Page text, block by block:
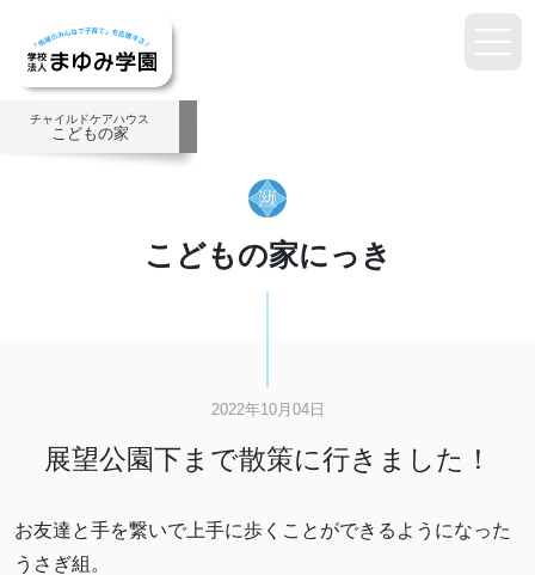
チャイルドケアハウス
こどもの家
こどもの家にっき
2022年10月04日
展望公園下まで散策に行きました！
お友達と手を繋いで上手に歩くことができるようになった
うさぎ組。